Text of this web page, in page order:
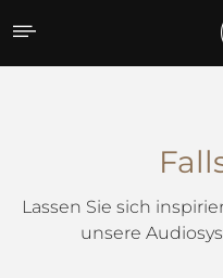
Fallstudien
Lassen Sie sich
unsere